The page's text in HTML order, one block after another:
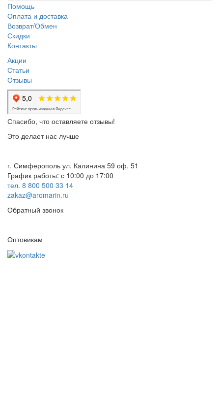
Помощь
Оплата и доставка
Возврат/Обмен
Скидки
Контакты
Акции
Статьи
Отзывы
Спасибо, что оставляете отзывы!
Это делает нас лучше
г. Симферополь ул. Калинина 59 оф. 51
График работы: с 10:00 до 17:00
тел. 8 800 500 33 14
zakaz@aromarin.ru
Обратный звонок
Оптовикам